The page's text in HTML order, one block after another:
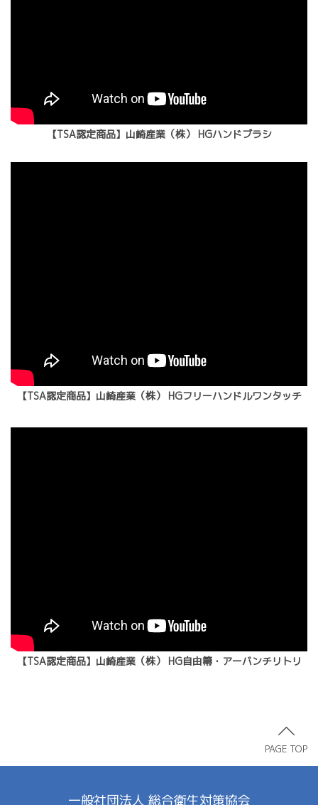
【TSA認定商品】山崎産業（株） HGハンドブラシ
【TSA認定商品】山崎産業（株） HGフリーハンドルワンタッチ
【TSA認定商品】山崎産業（株） HG自由箒・アーバンチリトリ
PAGE TOP
一般社団法人 総合衛生対策協会